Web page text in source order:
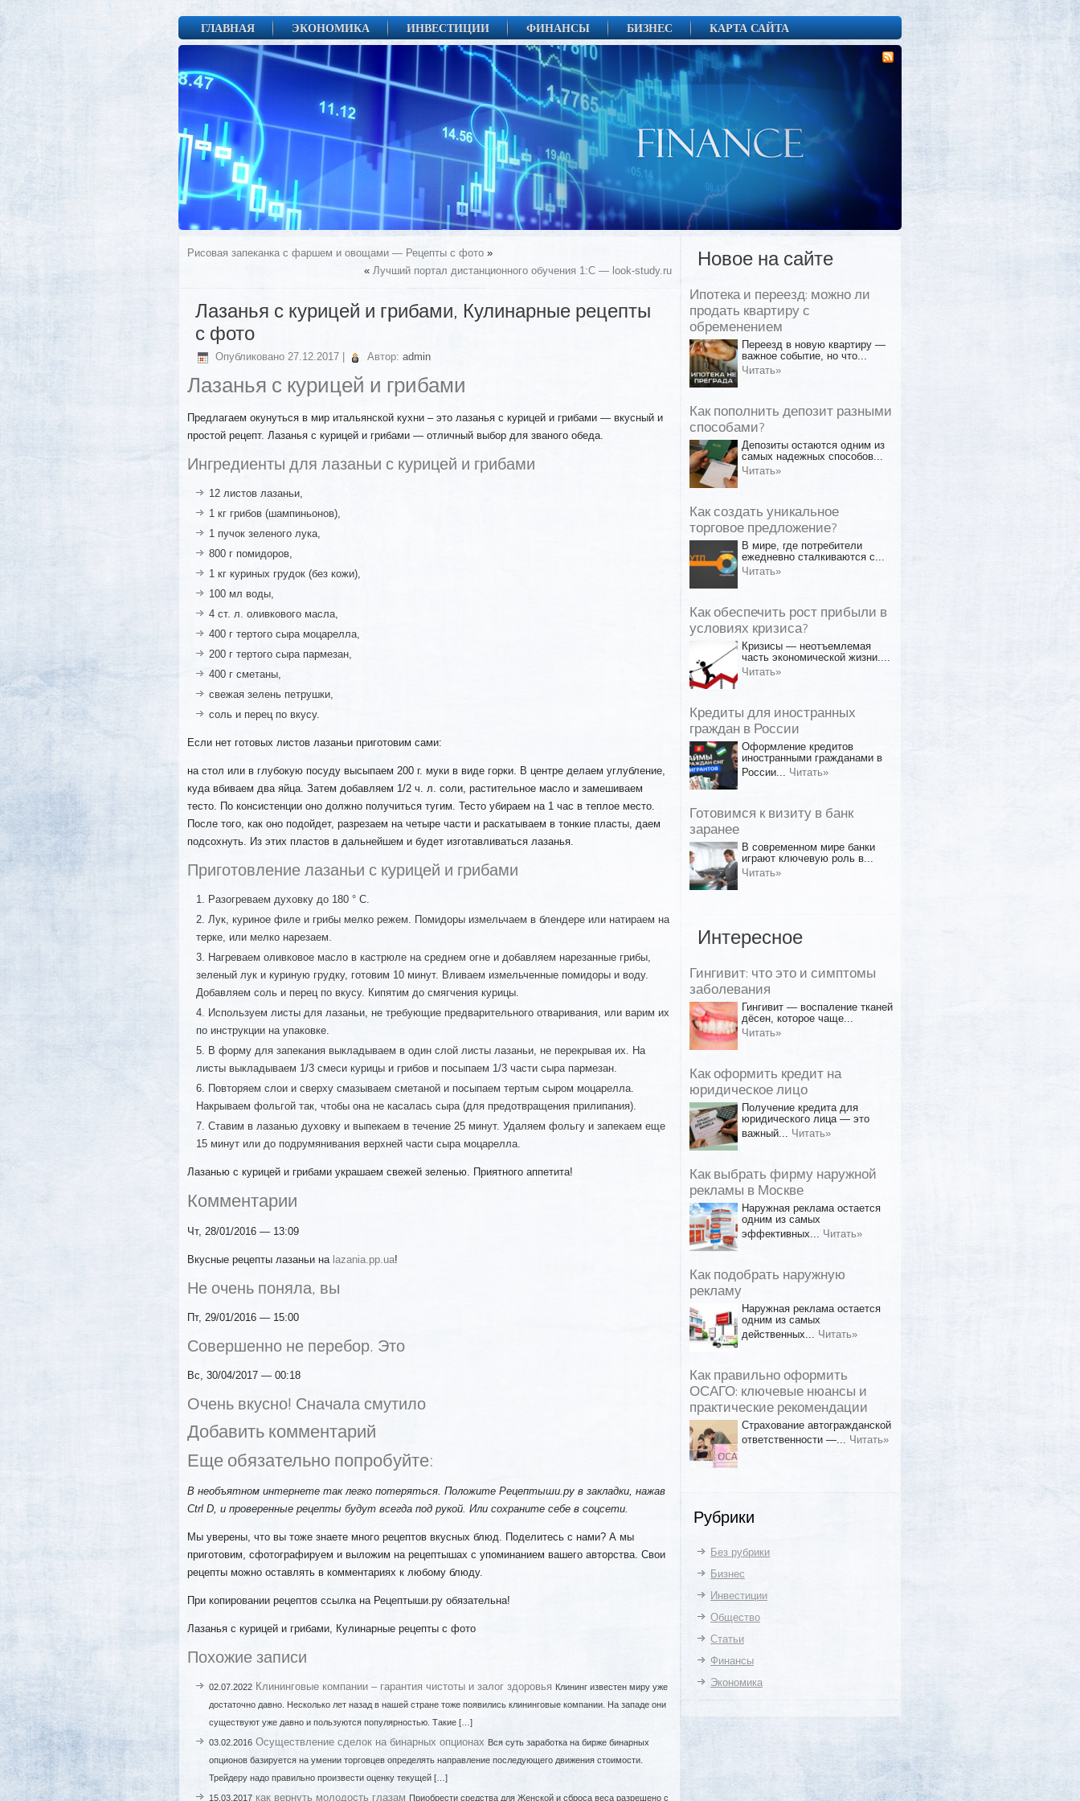
ГЛАВНАЯ ЭКОНОМИКА ИНВЕСТИЦИИ ФИНАНСЫ БИЗНЕС КАРТА САЙТА
Рисовая запеканка с фаршем и овощами — Рецепты с фото »
« Лучший портал дистанционного обучения 1:С — look-study.ru
Лазанья с курицей и грибами, Кулинарные рецепты
с фото
Опубликовано 27.12.2017 Автор: admin
Лазанья с курицей и грибами
Предлагаем окунуться в мир итальянской кухни – это лазанья с курицей и грибами — вкусный и
простой рецепт. Лазанья с курицей и грибами — отличный выбор для званого обеда.
Ингредиенты для лазаньи с курицей и грибами
12 листов лазаньи,
1 кг грибов (шампиньонов),
1 пучок зеленого лука,
800 г помидоров,
1 кг куриных грудок (без кожи),
100 мл воды,
4 ст. л. оливкового масла,
400 г тертого сыра моцарелла,
200 г тертого сыра пармезан,
400 г сметаны,
свежая зелень петрушки,
соль и перец по вкусу.
Если нет готовых листов лазаньи приготовим сами:
на стол или в глубокую посуду высыпаем 200 г. муки в виде горки. В центре делаем углубление,
куда вбиваем два яйца. Затем добавляем 1/2 ч. л. соли, растительное масло и замешиваем
тесто. По консистенции оно должно получиться тугим. Тесто убираем на 1 час в теплое место.
После того, как оно подойдет, разрезаем на четыре части и раскатываем в тонкие пласты, даем
подсохнуть. Из этих пластов в дальнейшем и будет изготавливаться лазанья.
Приготовление лазаньи с курицей и грибами
Разогреваем духовку до 180 ° C.
Лук, куриное филе и грибы мелко режем. Помидоры измельчаем в блендере или натираем на
терке, или мелко нарезаем.
Нагреваем оливковое масло в кастрюле на среднем огне и добавляем нарезанные грибы,
зеленый лук и куриную грудку, готовим 10 минут. Вливаем измельченные помидоры и воду.
Добавляем соль и перец по вкусу. Кипятим до смягчения курицы.
Используем листы для лазаньи, не требующие предварительного отваривания, или варим их
по инструкции на упаковке.
В форму для запекания выкладываем в один слой листы лазаньи, не перекрывая их. На
листы выкладываем 1/3 смеси курицы и грибов и посыпаем 1/3 части сыра пармезан.
Повторяем слои и сверху смазываем сметаной и посыпаем тертым сыром моцарелла.
Накрываем фольгой так, чтобы она не касалась сыра (для предотвращения прилипания).
Ставим в лазанью духовку и выпекаем в течение 25 минут. Удаляем фольгу и запекаем еще
15 минут или до подрумянивания верхней части сыра моцарелла.
Лазанью с курицей и грибами украшаем свежей зеленью. Приятного аппетита!
Комментарии
Чт, 28/01/2016 — 13:09
Вкусные рецепты лазаньи на lazania.pp.ua!
Не очень поняла, вы
Пт, 29/01/2016 — 15:00
Совершенно не перебор. Это
Вс, 30/04/2017 — 00:18
Очень вкусно! Сначала смутило
Добавить комментарий
Еще обязательно попробуйте:
В необъятном интернете так легко потеряться. Положите Рецептыши.ру в закладки, нажав
Ctrl D, и проверенные рецепты будут всегда под рукой. Или сохраните себе в соцсети.
Мы уверены, что вы тоже знаете много рецептов вкусных блюд. Поделитесь с нами? А мы
приготовим, сфотографируем и выложим на рецептышах с упоминанием вашего авторства. Свои
рецепты можно оставлять в комментариях к любому блюду.
При копировании рецептов ссылка на Рецептыши.ру обязательна!
Лазанья с курицей и грибами, Кулинарные рецепты с фото
Похожие записи
02.07.2022 Клининговые компании – гарантия чистоты и залог здоровья Клининг известен миру уже
достаточно давно. Несколько лет назад в нашей стране тоже появились клининговые компании. На западе они
существуют уже давно и пользуются популярностью. Такие […]
03.02.2016 Осуществление сделок на бинарных опционах Вся суть заработка на бирже бинарных
опционов базируется на умении торговцев определять направление последующего движения стоимости.
Трейдеру надо правильно произвести оценку текущей […]
15.03.2017 как вернуть молодость глазам Приобрести средства для Женской и сброса веса разрешено с
Новое на сайте
Ипотека и переезд: можно ли
продать квартиру с
обременением
Переезд в новую квартиру —
важное событие, но что...
Читать»
Как пополнить депозит разными
способами?
Депозиты остаются одним из
самых надежных способов...
Читать»
Как создать уникальное
торговое предложение?
В мире, где потребители
ежедневно сталкиваются с...
Читать»
Как обеспечить рост прибыли в
условиях кризиса?
Кризисы — неотъемлемая
часть экономической жизни....
Читать»
Кредиты для иностранных
граждан в России
Оформление кредитов
иностранными гражданами в
России... Читать»
Готовимся к визиту в банк
заранее
В современном мире банки
играют ключевую роль в...
Читать»
Интересное
Гингивит: что это и симптомы
заболевания
Гингивит — воспаление тканей
дёсен, которое чаще...
Читать»
Как оформить кредит на
юридическое лицо
Получение кредита для
юридического лица — это
важный... Читать»
Как выбрать фирму наружной
рекламы в Москве
Наружная реклама остается
одним из самых
эффективных... Читать»
Как подобрать наружную
рекламу
Наружная реклама остается
одним из самых
действенных... Читать»
Как правильно оформить
ОСАГО: ключевые нюансы и
практические рекомендации
Страхование автогражданской
ответственности —... Читать»
Рубрики
Без рубрики
Бизнес
Инвестиции
Общество
Статьи
Финансы
Экономика